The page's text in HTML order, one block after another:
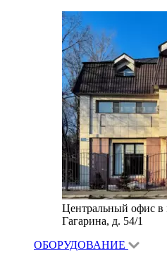
Центральный офис в
Гагарина, д. 54/1
ОБОРУДОВАНИЕ